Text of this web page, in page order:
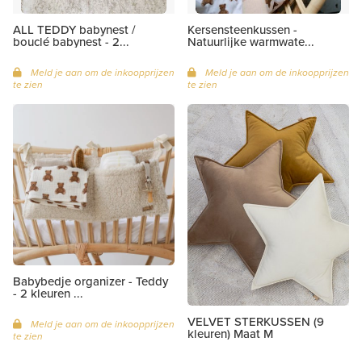
ALL TEDDY babynest /
bouclé babynest - 2...
Meld je aan om de inkoopprijzen
te zien
Kersensteenkussen -
Natuurlijke warmwate...
Meld je aan om de inkoopprijzen
te zien
Babybedje organizer - Teddy
- 2 kleuren ...
Meld je aan om de inkoopprijzen
te zien
VELVET STERKUSSEN (9
kleuren) Maat M